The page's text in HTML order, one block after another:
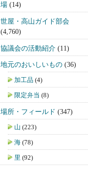
場 (14)
世屋・高山ガイド部会
(4,760)
協議会の活動紹介 (11)
地元のおいしいもの (36)
加工品 (4)
限定弁当 (8)
場所・フィールド (347)
山 (223)
海 (78)
里 (92)